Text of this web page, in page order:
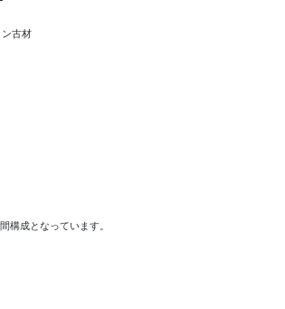
古材
構成となっています。